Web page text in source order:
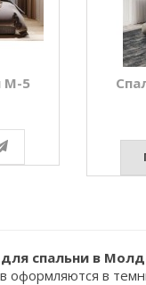
М-5
спальни в
в